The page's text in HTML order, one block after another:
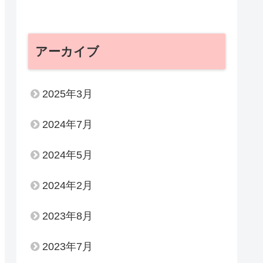
アーカイブ
2025年3月
2024年7月
2024年5月
2024年2月
2023年8月
2023年7月